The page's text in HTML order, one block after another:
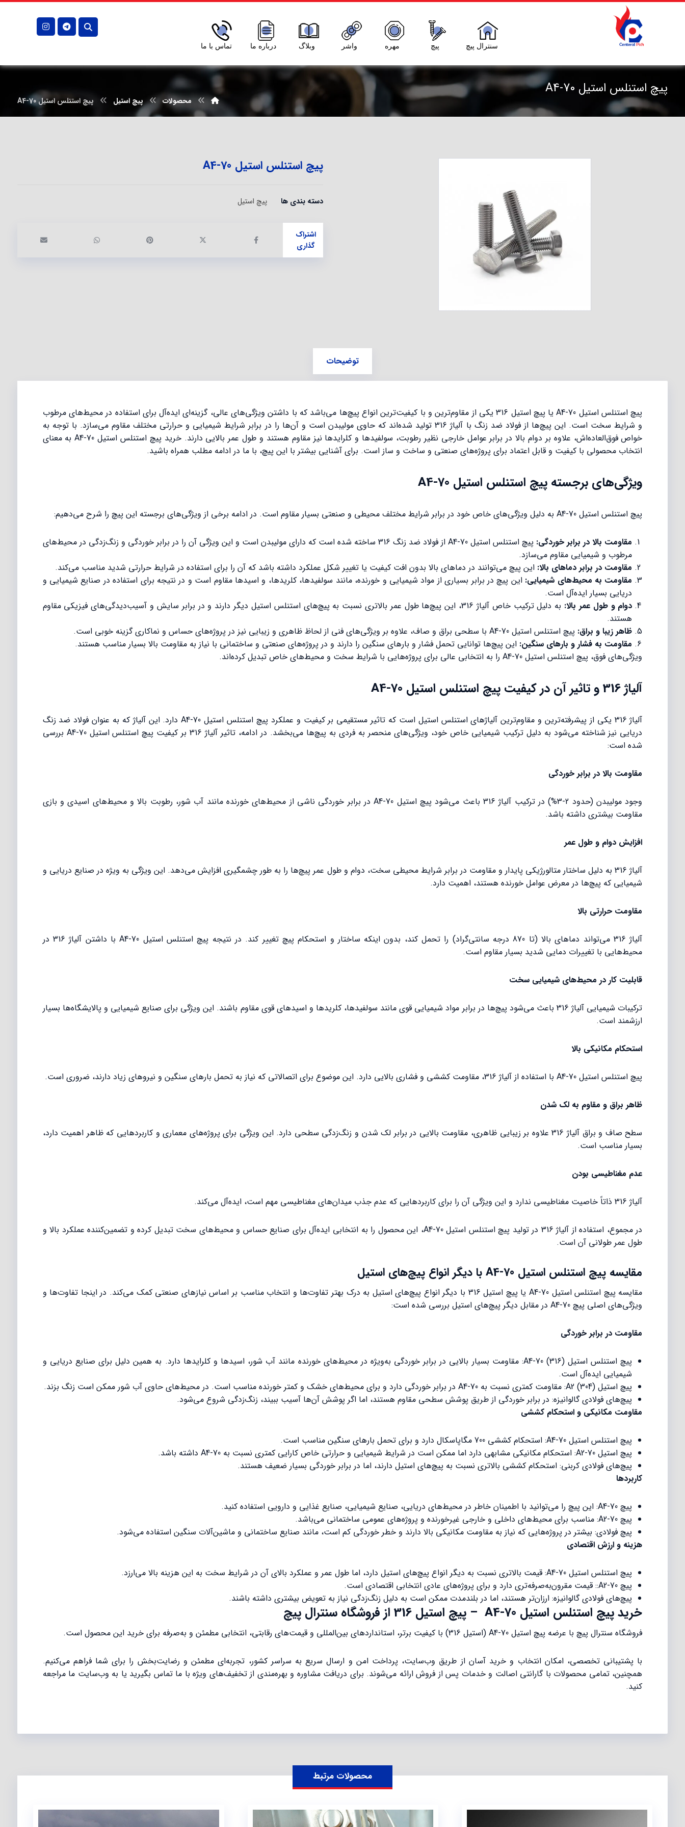
سنترال پیچ پیچ مهره واشر وبلاگ درباره ما تماس با ما
پیچ استنلس استیل A4-70
محصولات پیچ استیل پیچ استنلس استیل A4-70
پیچ استنلس استیل A4-70
دسته بندی ها پیچ استیل
توضیحات
پیچ استنلس استیل A4-70 یا پیچ استیل 316 یکی از مقاوم‌ترین و با کیفیت‌ترین انواع پیچ‌ها می‌باشد که با داشتن ویژگی‌های عالی، گزینه‌ای ایده‌آل برای استفاده در محیط‌های مرطوب
و شرایط سخت است. این پیچ‌ها از فولاد ضد زنگ با آلیاژ 316 تولید شده‌اند که حاوی مولیبدن است و آن‌ها را در برابر شرایط شیمیایی و حرارتی مختلف مقاوم می‌سازد. با توجه به
خواص فوق‌العاده‌اش، علاوه بر دوام بالا در برابر عوامل خارجی نظیر رطوبت، سولفیدها و کلرایدها نیز مقاوم هستند و طول عمر بالایی دارند. خرید پیچ استنلس استیل A4-70 به معنای
انتخاب محصولی با کیفیت و قابل اعتماد برای پروژه‌های صنعتی و ساخت و ساز است. برای آشنایی بیشتر با این پیچ، با ما در ادامه مطلب همراه باشید.
ویژگی‌های برجسته پیچ استنلس استیل A4-70
پیچ استنلس استیل A4-70 به دلیل ویژگی‌های خاص خود در برابر شرایط مختلف محیطی و صنعتی بسیار مقاوم است. در ادامه برخی از ویژگی‌های برجسته این پیچ را شرح می‌دهیم:
مقاومت بالا در برابر خوردگی:
پیچ استنلس استیل A4-70 از فولاد ضد زنگ 316 ساخته شده است که دارای مولیبدن است و این ویژگی آن را در برابر خوردگی و زنگ‌زدگی در محیط‌های
مرطوب و شیمیایی مقاوم می‌سازد.
مقاومت در برابر دماهای بالا: این پیچ‌ می‌توانند در دماهای بالا بدون افت کیفیت یا تغییر شکل عملکرد داشته باشد که آن را برای استفاده در شرایط حرارتی شدید مناسب می‌کند.
مقاومت به محیط‌های شیمیایی: این پیچ در برابر بسیاری از مواد شیمیایی و خورنده، مانند سولفیدها، کلریدها، و اسیدها مقاوم است و در نتیجه برای استفاده در صنایع شیمیایی و
دریایی بسیار ایده‌آل است.
دوام و طول عمر بالا:
به دلیل ترکیب خاص آلیاژ 316، این پیچ‌ها طول عمر بالاتری نسبت به پیچ‌های استنلس استیل دیگر دارند و در برابر سایش و آسیب‌دیدگی‌های فیزیکی مقاوم
هستند.
ظاهر زیبا و براق: پیچ استنلس استیل A4-70 با سطحی براق و صاف، علاوه بر ویژگی‌های فنی از لحاظ ظاهری و زیبایی نیز در پروژه‌های حساس و نماکاری گزینه خوبی است.
مقاومت به فشار و بارهای سنگین: این پیچ‌ها توانایی تحمل فشار و بارهای سنگین را دارند و در پروژه‌های صنعتی و ساختمانی با نیاز به مقاومت بالا بسیار مناسب هستند.
ویژگی‌های فوق، پیچ استنلس استیل A4-70 را به انتخابی عالی برای پروژه‌هایی با شرایط سخت و محیط‌های خاص تبدیل کرده‌اند.
آلیاژ 316 و تاثیر آن در کیفیت پیچ استنلس استیل A4-70
آلیاژ 316 یکی از پیشرفته‌ترین و مقاوم‌ترین آلیاژهای استنلس استیل است که تاثیر مستقیمی بر کیفیت و عملکرد پیچ استنلس استیل A4-70 دارد. این آلیاژ که به عنوان فولاد ضد زنگ
دریایی نیز شناخته می‌شود به دلیل ترکیب شیمیایی خاص خود، ویژگی‌های منحصر به فردی به پیچ‌ها می‌بخشد. در ادامه، تاثیر آلیاژ 316 بر کیفیت پیچ استنلس استیل A4-70 بررسی
شده است:
مقاومت بالا در برابر خوردگی
وجود مولیبدن (حدود 2-3%) در ترکیب آلیاژ 316 باعث می‌شود پیچ استیل A4-70 در برابر خوردگی ناشی از محیط‌های خورنده مانند آب شور، رطوبت بالا و محیط‌های اسیدی و بازی
مقاومت بیشتری داشته باشد.
افزایش دوام و طول عمر
آلیاژ 316 به دلیل ساختار متالورژیکی پایدار و مقاومت در برابر شرایط محیطی سخت، دوام و طول عمر پیچ‌ها را به طور چشمگیری افزایش می‌دهد. این ویژگی به ویژه در صنایع دریایی و
شیمیایی که پیچ‌ها در معرض عوامل خورنده هستند، اهمیت دارد.
مقاومت حرارتی بالا
آلیاژ 316 می‌تواند دماهای بالا (تا 870 درجه سانتی‌گراد) را تحمل کند، بدون اینکه ساختار و استحکام پیچ تغییر کند. در نتیجه پیچ استنلس استیل A4-70 با داشتن آلیاژ 316 در
محیط‌هایی با تغییرات دمایی شدید بسیار مقاوم است.
قابلیت کار در محیط‌های شیمیایی سخت
ترکیبات شیمیایی آلیاژ 316 باعث می‌شود پیچ‌ها در برابر مواد شیمیایی قوی مانند سولفیدها، کلریدها و اسیدهای قوی مقاوم باشند. این ویژگی برای صنایع شیمیایی و پالایشگاه‌ها بسیار
ارزشمند است.
استحکام مکانیکی بالا
پیچ استنلس استیل A4-70 با استفاده از آلیاژ 316، مقاومت کششی و فشاری بالایی دارد. این موضوع برای اتصالاتی که نیاز به تحمل بارهای سنگین و نیروهای زیاد دارند، ضروری است.
ظاهر براق و مقاوم به لک شدن
سطح صاف و براق آلیاژ 316 علاوه بر زیبایی ظاهری، مقاومت بالایی در برابر لک شدن و زنگ‌زدگی سطحی دارد. این ویژگی برای پروژه‌های معماری و کاربردهایی که ظاهر اهمیت دارد،
بسیار مناسب است.
عدم مغناطیسی بودن
آلیاژ 316 ذاتاً خاصیت مغناطیسی ندارد و این ویژگی آن را برای کاربردهایی که عدم جذب میدان‌های مغناطیسی مهم است، ایده‌آل می‌کند.
در مجموع، استفاده از آلیاژ 316 در تولید پیچ استنلس استیل A4-70، این محصول را به انتخابی ایده‌آل برای صنایع حساس و محیط‌های سخت تبدیل کرده و تضمین‌کننده عملکرد بالا و
طول عمر طولانی آن است.
مقایسه پیچ استنلس استیل A4-70 با دیگر انواع پیچ‌های استیل
مقایسه پیچ استنلس استیل A4-70 یا پیچ استیل 316 با دیگر انواع پیچ‌های استیل به درک بهتر تفاوت‌ها و انتخاب مناسب بر اساس نیازهای صنعتی کمک می‌کند. در اینجا تفاوت‌ها و
ویژگی‌های اصلی پیچ A4-70 در مقابل دیگر پیچ‌های استیل بررسی شده است:
مقاومت در برابر خوردگی
پیچ استنلس استیل A4-70 (316): مقاومت بسیار بالایی در برابر خوردگی به‌ویژه در محیط‌های خورنده مانند آب شور، اسیدها و کلرایدها دارد. به همین دلیل برای صنایع دریایی و
شیمیایی ایده‌آل است.
پیچ استیل A2 (304): مقاومت کمتری نسبت به A4-70 در برابر خوردگی دارد و برای محیط‌های خشک و کمتر خورنده مناسب است. در محیط‌های حاوی آب شور ممکن است زنگ بزند.
پیچ‌های فولادی گالوانیزه: در برابر خوردگی از طریق پوشش سطحی مقاوم هستند، اما اگر پوشش آن‌ها آسیب ببیند، زنگ‌زدگی شروع می‌شود.
مقاومت مکانیکی و استحکام کششی
پیچ استنلس استیل A4-70: استحکام کششی 700 مگاپاسکال دارد و برای تحمل بارهای سنگین مناسب است.
پیچ استیل A2-70: استحکام مکانیکی مشابهی دارد اما ممکن است در شرایط شیمیایی و حرارتی خاص کارایی کمتری نسبت به A4-70 داشته باشد.
پیچ‌های فولادی کربنی: استحکام کششی بالاتری نسبت به پیچ‌های استیل دارند، اما در برابر خوردگی بسیار ضعیف هستند.
کاربردها
پیچ A4-70: این پیچ را می‌توانید با اطمینان خاطر در محیط‌های دریایی، صنایع شیمیایی، صنایع غذایی و دارویی استفاده کنید.
پیچ A2-70: مناسب برای محیط‌های داخلی و خارجی غیرخورنده و پروژه‌های عمومی ساختمانی می‌باشد.
پیچ فولادی: بیشتر در پروژه‌هایی که نیاز به مقاومت مکانیکی بالا دارند و خطر خوردگی کم است، مانند صنایع ساختمانی و ماشین‌آلات سنگین استفاده می‌شود.
هزینه و ارزش اقتصادی
پیچ استنلس استیل A4-70: قیمت بالاتری نسبت به دیگر انواع پیچ‌های استیل دارد، اما طول عمر و عملکرد بالای آن در شرایط سخت به این هزینه بالا می‌ارزد.
پیچ A2-70:: قیمت مقرون‌به‌صرفه‌تری دارد و برای پروژه‌های عادی انتخابی اقتصادی است.
پیچ‌های فولادی گالوانیزه: ارزان‌تر هستند، اما در بلندمدت ممکن است به دلیل زنگ‌زدگی نیاز به تعویض بیشتری داشته باشند.
خرید پیچ استنلس استیل A4-70 – پیچ استیل 316 از فروشگاه سنترال پیچ
فروشگاه سنترال پیچبا عرضه پیچ استیل A4-70 (استیل 316) با کیفیت برتر، استانداردهای بین‌المللی و قیمت‌های رقابتی، انتخابی مطمئن و به‌صرفه برای خرید این محصول است.
با پشتیبانی تخصصی، امکان انتخاب و خرید آسان از طریق وب‌سایت، پرداخت امن و ارسال سریع به سراسر کشور، تجربه‌ای مطمئن و رضایت‌بخش را برای شما فراهم می‌کنیم.
همچنین، تمامی محصولات با گارانتی اصالت و خدمات پس از فروش ارائه می‌شوند. برای دریافت مشاوره و بهره‌مندی از تخفیف‌های ویژه با ما تماس بگیرید یا به وب‌سایت ما مراجعه
کنید.
محصولات مرتبط